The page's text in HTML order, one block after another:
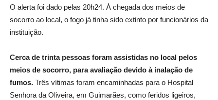
O alerta foi dado pelas 20h24. À chegada dos meios de
socorro ao local, o fogo já tinha sido extinto por funcionários da
instituição.
Cerca de trinta pessoas foram assistidas no local pelos
meios de socorro, para avaliação devido à inalação de
fumos. Três vítimas foram encaminhadas para o Hospital
Senhora da Oliveira, em Guimarães, como feridos ligeiros,